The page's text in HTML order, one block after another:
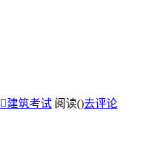
建筑考试 阅读()去评论